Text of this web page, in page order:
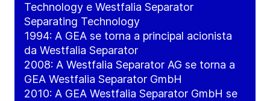
Technology e Westfalia Separator
Separating Technology
1994: A GEA se torna a principal acionista
da Westfalia Separator
2008: A Westfalia Separator AG se torna a
GEA Westfalia Separator GmbH
2010: A GEA Westfalia Separator GmbH se